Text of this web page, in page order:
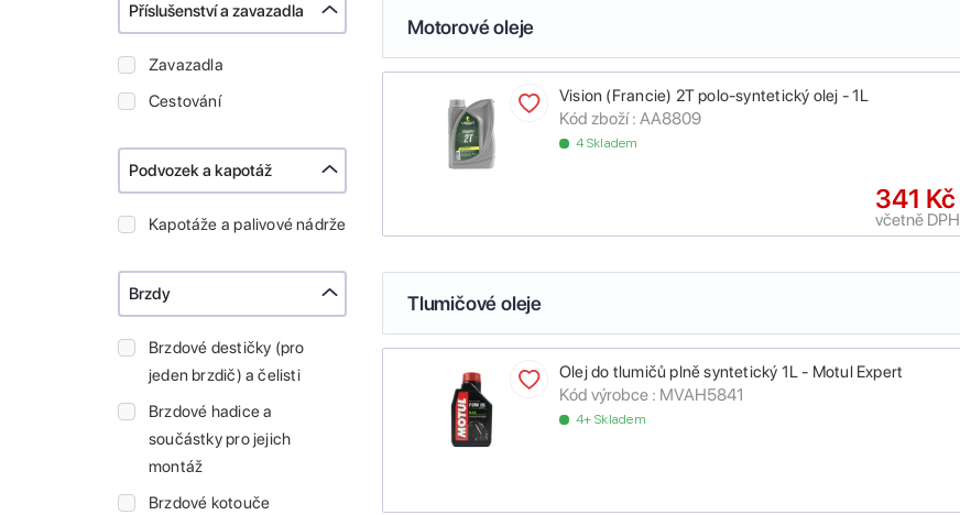
Příslušenství a zavazadla
Zavazadla
Cestování
Podvozek a kapotáž
Kapotáže a palivové nádrže
Brzdy
Brzdové destičky (pro
jeden brzdič) a čelisti
Brzdové hadice a
součástky pro jejich
montáž
Brzdové kotouče
Motorové oleje
Vision (Francie) 2T polo-syntetický olej - 1L
Kód zboží : AA8809
4 Skladem
341 Kč
včetně DPH
Tlumičové oleje
Olej do tlumičů plně syntetický 1L - Motul Expert
Kód výrobce : MVAH5841
4+ Skladem